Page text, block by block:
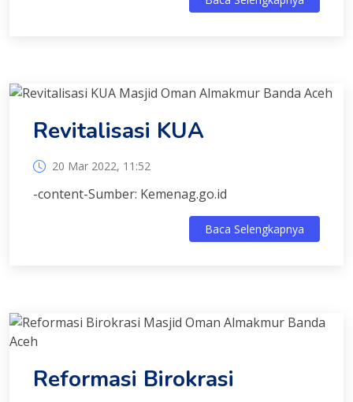
Revitalisasi KUA
20 Mar 2022, 11:52
-content-Sumber: Kemenag.go.id
Baca Selengkapnya
Reformasi Birokrasi